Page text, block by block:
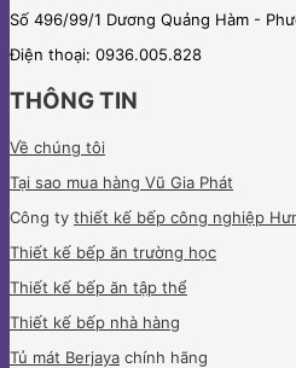
Số 496/99/1 Dương Quảng Hàm -
Điện thoại: 0936.005.828
THÔNG TIN
Về chúng tôi
Tại sao mua hàng Vũ Gia Phát
Công ty thiết kế bếp công nghiệp
Thiết kế bếp ăn trường học
Thiết kế bếp ăn tập thể
Thiết kế bếp nhà hàng
Tủ mát Berjaya chính hãng